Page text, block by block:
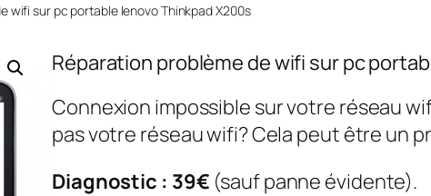
wifi sur pc portable lenovo Thinkpad X200s
Réparation problème de wifi sur pc
Connexion impossible sur votre réseau
pas votre réseau wifi? Cela peut être un
Diagnostic : 39€ (sauf panne évidente).